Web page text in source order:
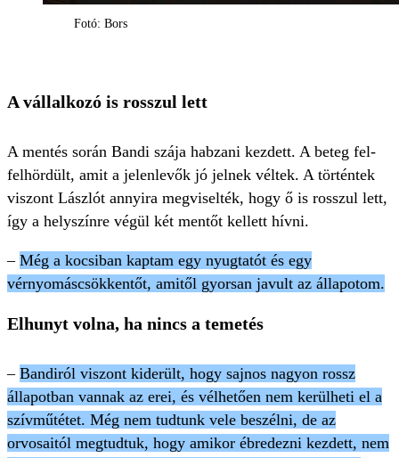
Fotó: Bors
A vállalkozó is rosszul lett
A mentés során Bandi szája habzani kezdett. A beteg fel-
felhördült, amit a jelenlevők jó jelnek véltek. A történtek
viszont Lászlót annyira megviselték, hogy ő is rosszul lett,
így a helyszínre végül két mentőt kellett hívni.
– Még a kocsiban kaptam egy nyugtatót és egy
vérnyomáscsökkentőt, amitől gyorsan javult az állapotom.
Elhunyt volna, ha nincs a temetés
– Bandiról viszont kiderült, hogy sajnos nagyon rossz
állapotban vannak az erei, és vélhetően nem kerülheti el a
szívműtétet. Még nem tudtunk vele beszélni, de az
orvosaitól megtudtuk, hogy amikor ébredezni kezdett, nem